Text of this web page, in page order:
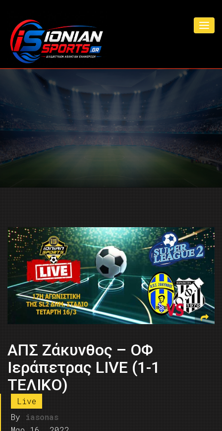
ΑΠΣ Ζάκυνθος – ΟΦ
Ιεράπετρας LIVE (1-1
ΤΕΛΙΚΟ)
Live
By iasonas